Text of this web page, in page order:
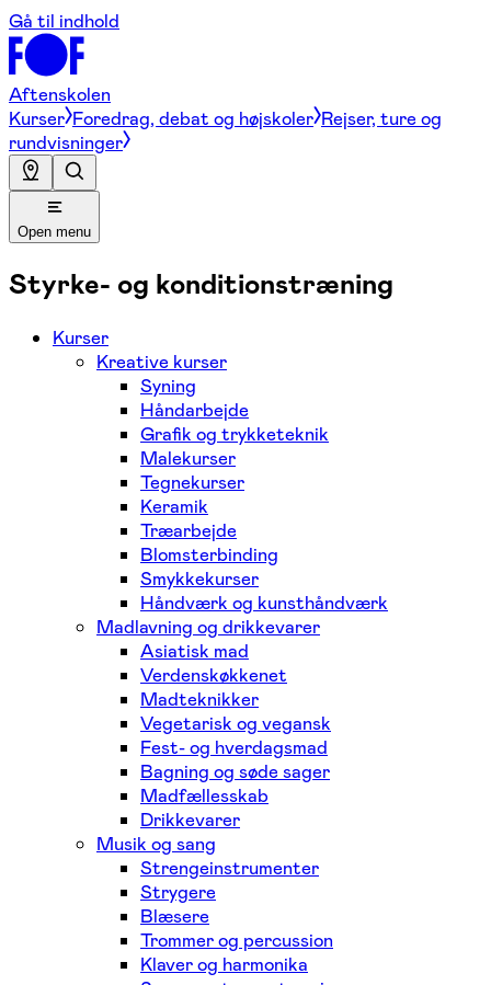
Gå til indhold
Aftenskolen
Kurser Foredrag, debat og højskoler Rejser, ture og
rundvisninger
Open menu
Styrke- og konditionstræning
Kurser
Kreative kurser
Syning
Håndarbejde
Grafik og trykketeknik
Malekurser
Tegnekurser
Keramik
Træarbejde
Blomsterbinding
Smykkekurser
Håndværk og kunsthåndværk
Madlavning og drikkevarer
Asiatisk mad
Verdenskøkkenet
Madteknikker
Vegetarisk og vegansk
Fest- og hverdagsmad
Bagning og søde sager
Madfællesskab
Drikkevarer
Musik og sang
Strengeinstrumenter
Strygere
Blæsere
Trommer og percussion
Klaver og harmonika